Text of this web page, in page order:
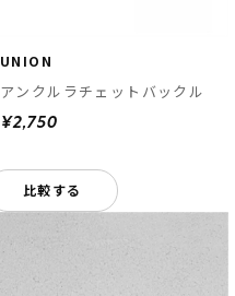
UNION
アンクルラチェットバックル
¥2,750
比較する